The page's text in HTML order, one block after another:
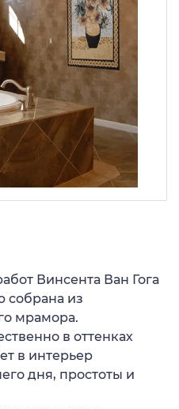
Винсента Ван Гога
собрана из
мрамора.
в оттенках
в интерьер
дня, простоты и